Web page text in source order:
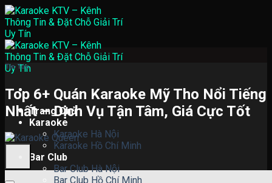
Skip
to
content
Trang Chủ
Karaoke
Karaoke Hà Nội
Karaoke Hồ Chí Minh
Bar Club
Bar Club Hà Nội
Bar Club Hồ Chí Minh
Tin Tức
Top 6+ Quán Karaoke Mỹ Tho Nổi Tiếng
Nhất – Dịch Vụ Tận Tâm, Giá Cực Tốt